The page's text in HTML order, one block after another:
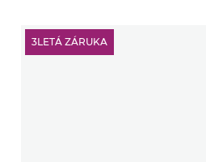
3LETÁ ZÁRUKA